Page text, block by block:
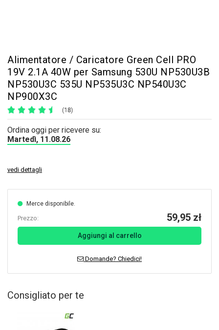
Alimentatore / Caricatore Green Cell PRO
19V 2.1A 40W per Samsung 530U NP530U3B
NP530U3C 535U NP535U3C NP540U3C
NP900X3C
(18)
Ordina oggi per ricevere su:
Martedì, 11.08.26
vedi dettagli
Merce disponibile.
Prezzo: 59,95 zł
Aggiungi al carrello
Domande? Chiedici!
Consigliato per te